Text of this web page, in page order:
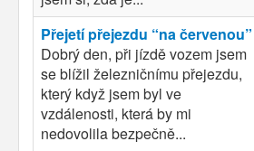
Přejetí přejezdu “na červenou”
Dobrý den, při jízdě vozem jsem
se blížil železničnímu přejezdu,
který když jsem byl ve
vzdálenosti, která by mi
nedovolila bezpečně...